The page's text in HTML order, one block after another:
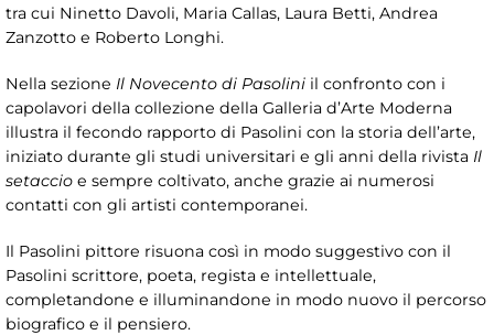
tra cui Ninetto Davoli, Maria Callas, Laura Betti, Andrea
Zanzotto e Roberto Longhi.
Nella sezione Il Novecento di Pasolini il confronto con i
capolavori della collezione della Galleria d’Arte Moderna
illustra il fecondo rapporto di Pasolini con la storia dell’arte,
iniziato durante gli studi universitari e gli anni della rivista Il
setaccio e sempre coltivato, anche grazie ai numerosi
contatti con gli artisti contemporanei.
Il Pasolini pittore risuona così in modo suggestivo con il
Pasolini scrittore, poeta, regista e intellettuale,
completandone e illuminandone in modo nuovo il percorso
biografico e il pensiero.